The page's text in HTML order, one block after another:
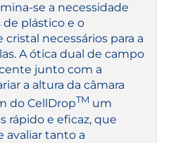
se a necessidade
de plástico e o
necessários para a
A ótica dual de campo
junto com a
a altura da câmara
do CellDropTM um
rápido e eficaz, que
avaliar tanto a